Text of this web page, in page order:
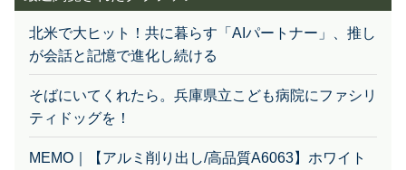
北米で大ヒット！共に暮らす「AIパートナー」、推し
が会話と記憶で進化し続ける
ティドッグを！
ボード付カードケース